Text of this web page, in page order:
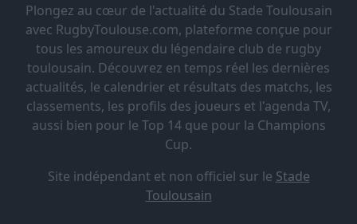
Plongez au cœur de l'actualité du Stade Toulousain
avec RugbyToulouse.com, plateforme conçue pour
tous les amoureux du légendaire club de rugby
toulousain. Découvrez en temps réel les dernières
actualités, le calendrier et résultats des matchs, les
classements, les profils des joueurs et l'agenda TV,
aussi bien pour le Top 14 que pour la Champions
Cup.
Site indépendant et non officiel sur le Stade
Toulousain